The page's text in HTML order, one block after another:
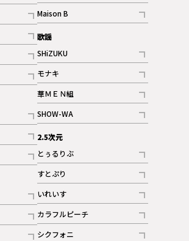
記事
ギャラリー
Maison B
記事
歌謡
SHiZUKU
記事
モナキ
記事
華ＭＥＮ組
記事
SHOW-WA
記事
2.5次元
とぅるりぶ
記事
すとぷり
記事
ギャラリー
いれいす
記事
ギャラリー
カラフルピーチ
記事
シクフォニ